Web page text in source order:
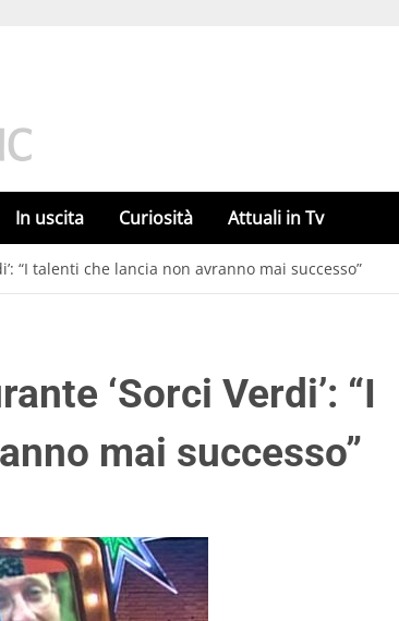
In uscita Curiosità Attuali in Tv
“I talenti che lancia non avranno mai successo”
‘Sorci Verdi’: “I
mai successo”